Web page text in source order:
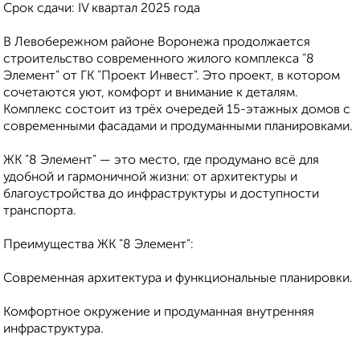
Срок сдачи: IV квартал 2025 года
В Левобережном районе Воронежа продолжается
строительство современного жилого комплекса "8
Элемент" от ГК "Проект Инвест". Это проект, в котором
сочетаются уют, комфорт и внимание к деталям.
Комплекс состоит из трёх очередей 15-этажных домов с
современными фасадами и продуманными планировками.
ЖК "8 Элемент" — это место, где продумано всё для
удобной и гармоничной жизни: от архитектуры и
благоустройства до инфраструктуры и доступности
транспорта.
Преимущества ЖК "8 Элемент":
Современная архитектура и функциональные планировки.
Комфортное окружение и продуманная внутренняя
инфраструктура.